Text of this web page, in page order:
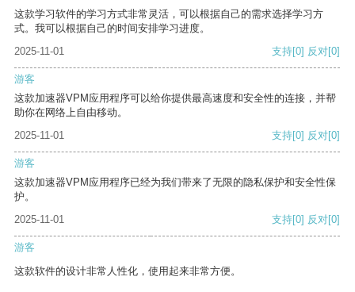
这款学习软件的学习方式非常灵活，可以根据自己的需求选择学习方
式。我可以根据自己的时间安排学习进度。
2025-11-01
支持[0] 反对[0]
游客
这款加速器VPM应用程序可以给你提供最高速度和安全性的连接，并帮
助你在网络上自由移动。
2025-11-01
支持[0] 反对[0]
游客
这款加速器VPM应用程序已经为我们带来了无限的隐私保护和安全性保
护。
2025-11-01
支持[0] 反对[0]
游客
这款软件的设计非常人性化，使用起来非常方便。